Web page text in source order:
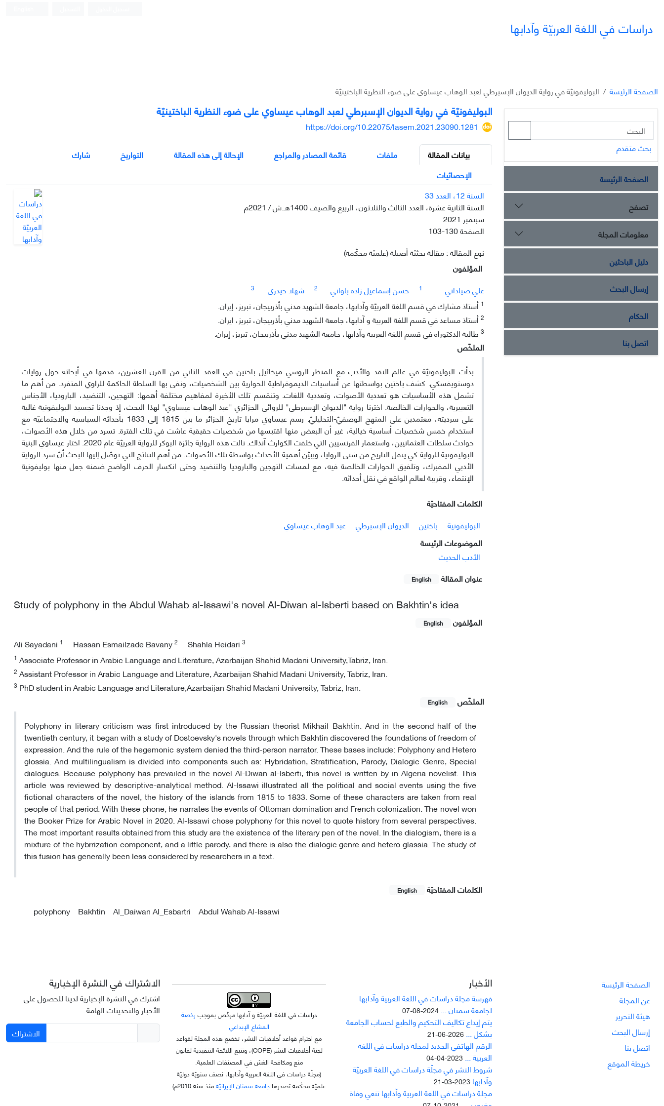
دراسات في اللغة العربيّة وآدابها
الصفحة الرئيسة البولیفونيّة في رواية الدیوان الإسبرطي لعبد الوهاب عیساوي علی ضوء النظرية الباختینيّة
البولیفونيّة في رواية الدیوان الإسبرطي لعبد الوهاب عیساوي علی ضوء النظرية الباختینيّة
https://doi.org/10.22075/lasem.2021.23090.1281
بيانات المقالة
ملفات قائمة المصادر والمراجع الإحالة إلى هذه المقالة التواريخ
شارك
الإحصائيات
السنة 12، العدد 33
السنة الثانية عشرة، العدد الثالث والثلاثون، الربيع والصيف 1400هـ.ش / 2021م
سبتمبر 2021
الصفحة103-130
نوع المقالة : مقالة بحثيّة أصيلة (علميّة محكّمة)
المؤلفون
علي صياداني
1 حسن إسماعيل زاده باواني 2 شهلا حيدري
3
1 أستاذ مشارك في قسم اللغة العربيّة وآدابها، جامعة الشهید مدني بأذربیجان، تبریز، إيران.
2أستاذ مساعد في قسم اللغة العربية و آدابها، جامعة الشهيد مدني بأذربيجان، تبريز، ايران.
3 طالبة الدكتوراه في قسم اللغة العربية وآدابها، جامعة الشهيد مدني بأذربيجان، تبريز، إيران.
الملخّص
بدأت البولیفونيّة في عالم النقد والأدب مع المنظر الروسي میخائیل باختین في العقد الثاني من القرن العشرین، قدمها في أبحاثه حول روایات
دوستویفسکي. کشف باختین بواسطتها عن أساسیات الدیموقراطية الحوارية بین الشخصیات، ونفی بها السلطة الحاکمة للراوي المتفرد. من أهم ما
تشمل هذه الأساسیات هو تعددية الأصوات، وتعددية اللغات. وتنقسم تلك الأخیرة لمفاهیم مختلفة أهمها: التهجین، التنضید، البارودیا، الأجناس
التعبیرية، والحوارات الخالصة. اخترنا رواية "الدیوان الإسبرطي" للروائي الجزائري "عبد الوهاب عیساوي" لهذا البحث، إذ وجدنا تجسید البولیفونية غالبة
علی سردیته، معتمدین علی المنهج الوصفيّ-التحليليّ. رسم عیساوي مرایا تاریخ الجزائر ما بین 1815 إلی 1833 بأحداثه السیاسية والاجتماعيّة مع
استخدام خمس شخصیات أساسية خیالية، غیر أن البعض منها اقتبسها من شخصیات حقیقية عاشت في تلك الفترة. تسرد من خلال هذه الأصوات،
حوادث سلطات العثمانیین، واستعمار الفرنسيین التي خلفت الکوارث آنذاك. نالت هذه الرواية جائزة البوكر للرواية العربيّة عام 2020. اختار عیساوي البنية
البولیفونية للرواية کي ینقل التاریخ من شتی الزوایا، ويبیّن أهمية الأحداث بواسطة تلك الأصوات. من أهم النتائج التي توصّل إلیها البحث أنّ سرد الرواية
الأدبي المفبرك، وتلفیق الحوارات الخالصة فيه، مع لمسات التهجین والبارودیا والتنضید وحتی انکسار الحرف الواضح ضمنه جعل منها بوليفونية
الإنتماء، وقريبة لعالم الواقع في نقل أحداثه.
الکلمات المفتاحيّة
البولیفونية
باختین الدیوان الإسبرطي
عبد الوهاب عیساوي
الموضوعات الرئيسة
الأدب الحدیث
عنوان المقالة
English
Study of polyphony in the Abdul Wahab al-Issawi's novel Al-Diwan al-Isberti based on Bakhtin's idea
المؤلفون English
Ali Sayadani 1 Hassan Esmailzade Bavany2 Shahla Heidari 3
1 Associate Professor in Arabic Language and Literature, Azarbaijan Shahid Madani University,Tabriz, Iran.
2 Assistant Professor in Arabic Language and Literature, Azarbaijan Shahid Madani University, Tabriz, Iran.
3 PhD student in Arabic Language and Literature,Azarbaijan Shahid Madani University, Tabriz, Iran.
الملخّص
English
Polyphony in literary criticism was first introduced by the Russian theorist Mikhail Bakhtin. And in the second half of the
twentieth century, it began with a study of Dostoevsky's novels through which Bakhtin discovered the foundations of freedom of
expression. And the rule of the hegemonic system denied the third-person narrator. These bases include: Polyphony and Hetero
glossia. And multilingualism is divided into components such as: Hybridation, Stratification, Parody, Dialogic Genre, Special
dialogues. Because polyphony has prevailed in the novel Al-Diwan al-Isberti, this novel is written by in Algeria novelist. This
article was reviewed by descriptive-analytical method. Al-Issawi illustrated all the political and social events using the five
fictional characters of the novel, the history of the islands from 1815 to 1833. Some of these characters are taken from real
people of that period. With these phone, he narrates the events of Ottoman domination and French colonization. The novel won
the Booker Prize for Arabic Novel in 2020. Al-Issawi chose polyphony for this novel to quote history from several perspectives.
The most important results obtained from this study are the existence of the literary pen of the novel. In the dialogism, there is a
mixture of the hybrrization component, and a little parody, and there is also the dialogic genre and hetero glassia. The study of
this fusion has generally been less considered by researchers in a text.
الکلمات المفتاحيّة English
polyphony Bakhtin Al_Daiwan Al_Esbartri Abdul Wahab Al-Issawi
بحث متقدم
الصفحة الرئيسة
تصفح
معلومات المجلة
دليل الباحثين
إرسال البحث
الحكام
اتصل بنا
الصفحة الرئيسة
عن المجلة
هيئة التحرير
إرسال البحث
اتصل بنا
خريطة الموقع
الأخبار
فهرسة مجلة دراسات في اللغة العربية وآدابها
لجامعة سمنان ... 2024-08-07
يتم إيداع تکاليف التحکيم والطبع لحساب الجامعة
بشکل ... 2026-06-21
الرقم الهاتفي الجديد لمجلة دراسات في اللغة
العربية ... 2023-04-04
شروط النشر في مجلّة دراسات في اللغة العربيّة
وآدابها 2023-03-21
مجلة دراسات في اللغة العربية وآدابها تنعي وفاة
دراسات في اللغة العربيّة و آدابها مرخّص بموجب رخصة
المشاع الإبداعي
مع احترام قواعد أخلاقيات النشر، تخضع هذه المجلة لقواعد
لجنة أخلاقيات النشر (COPE)، وتتبع اللائحة التنفيذية لقانون
منع ومكافحة الغش في المصنفات العلمية.
(مجلّة دراسات في اللغة العربية وآدابها، نصف سنويّة دوليّة
علميّة محکّمة تصدرهاجامعة سمنان الإيرانيّةمنذ سنة 2010م)
الاشتراك في النشرة الإخبارية
اشترك في النشرة الإخبارية لدينا للحصول على
الأخبار والتحديثات الهامة
الاشتراك